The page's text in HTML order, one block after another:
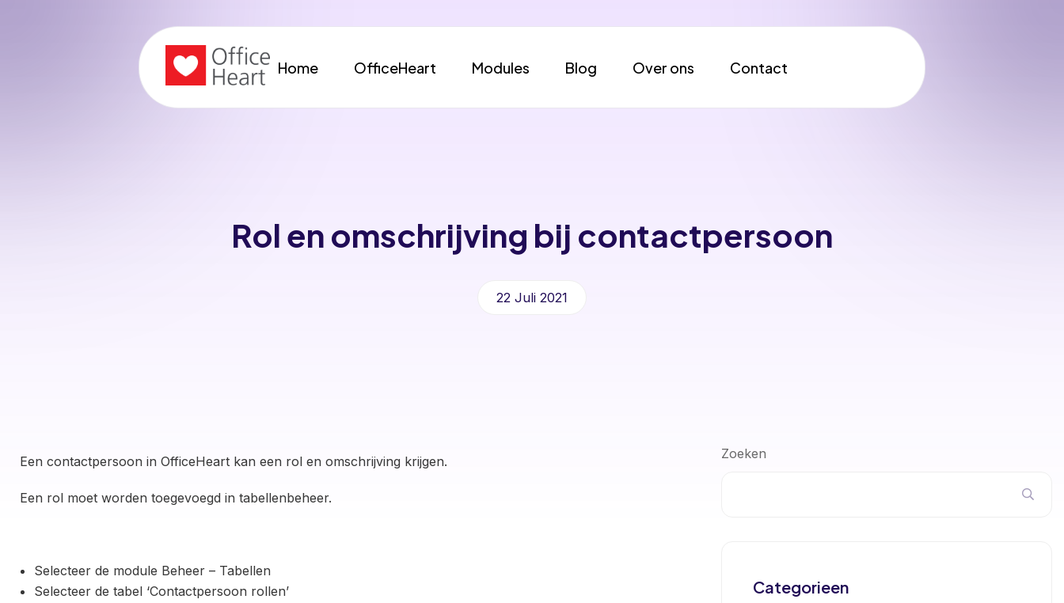
Home OfficeHeart Modules Blog Over ons Contact
Rol en omschrijving bij contactpersoon
22 Juli 2021
Een contactpersoon in OfficeHeart kan een rol en omschrijving krijgen.
Een rol moet worden toegevoegd in tabellenbeheer.
Selecteer de module Beheer – Tabellen
Selecteer de tabel ‘Contactpersoon rollen’
Zoeken
Categorieen